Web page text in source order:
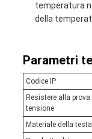
temperatura
della
Parametri
Codice IP
Resistere alla prova
tensione
Materiale della testa